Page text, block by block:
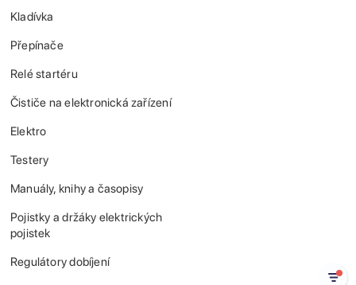
Kladívka
Přepínače
Relé startéru
Čističe na elektronická zařízení
Elektro
Testery
Manuály, knihy a časopisy
Pojistky a držáky elektrických
pojistek
Regulátory dobíjení